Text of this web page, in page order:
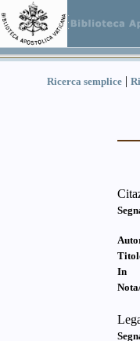
Ricerca semplice |
In